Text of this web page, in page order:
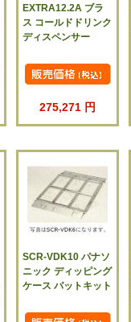
EXTRA12.2A ブラ
ス コールドドリンク
ディスペンサー
275,271 円
SCR-VDK10 パナソ
ニック ディッピング
ケース バットキット